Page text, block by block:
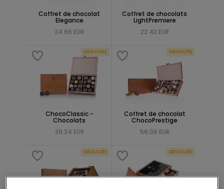
Coffret de chocolat
Elegance
24.66 EUR
Coffret de chocolats
LightPremiere
22.42 EUR
GRAVURE
ChocoClassic -
Chocolats
39.24 EUR
GRAVURE
Coffret de chocolat
ChocoPrestige
56.06 EUR
GRAVURE GRAVURE